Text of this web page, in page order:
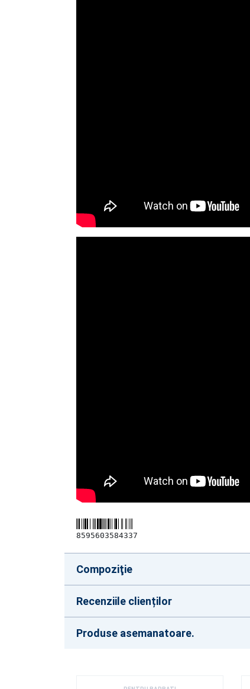
8595603584337
Compoziţie
Recenziile clienților
Produse asemanatoare.